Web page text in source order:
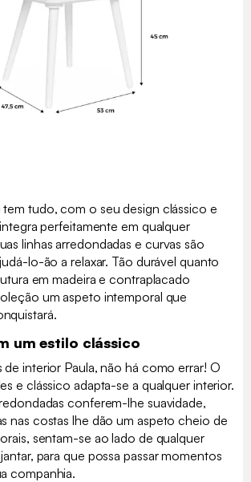
tudo, com o seu design clássico e
perfeitamente em qualquer
linhas arredondadas e curvas são
lo-ão a relaxar. Tão durável quanto
em madeira e contraplacado
um aspeto intemporal que
um estilo clássico
de interior Paula, não há como errar! O
e clássico adapta-se a qualquer interior.
conferem-lhe suavidade,
nas costas lhe dão um aspeto cheio de
sentam-se ao lado de qualquer
para que possa passar momentos
companhia.